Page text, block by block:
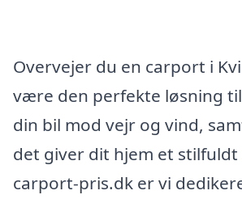
Overvejer du en carport i
være den perfekte løsning
din bil mod vejr og vind,
det giver dit hjem et
carport-pris.dk er vi